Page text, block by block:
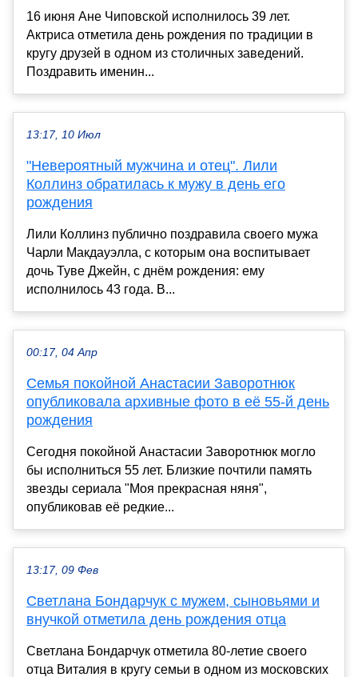
16 июня Ане Чиповской исполнилось 39 лет.
Актриса отметила день рождения по традиции в
кругу друзей в одном из столичных заведений.
Поздравить именин...
13:17, 10 Июл
"Невероятный мужчина и отец". Лили
Коллинз обратилась к мужу в день его
рождения
Лили Коллинз публично поздравила своего мужа
Чарли Макдауэлла, с которым она воспитывает
дочь Туве Джейн, с днём рождения: ему
исполнилось 43 года. В...
00:17, 04 Апр
Семья покойной Анастасии Заворотнюк
опубликовала архивные фото в её 55-й день
рождения
Сегодня покойной Анастасии Заворотнюк могло
бы исполниться 55 лет. Близкие почтили память
звезды сериала "Моя прекрасная няня",
опубликовав её редкие...
13:17, 09 Фев
Светлана Бондарчук с мужем, сыновьями и
внучкой отметила день рождения отца
Светлана Бондарчук отметила 80-летие своего
отца Виталия в кругу семьи в одном из московских